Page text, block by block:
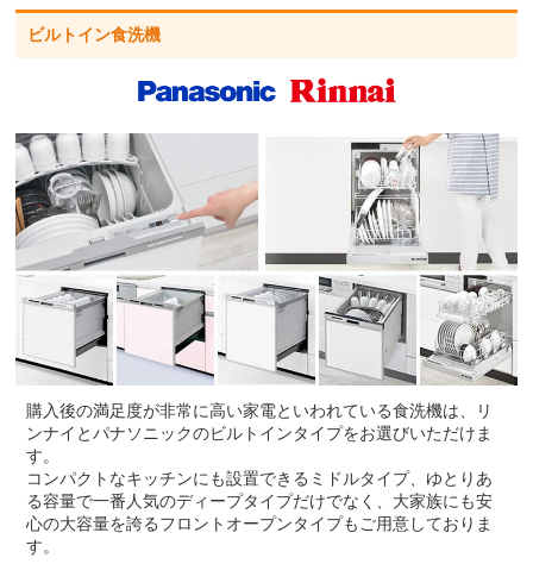
ビルトイン食洗機
購入後の満足度が非常に高い家電といわれている食洗機は、リ
ンナイとパナソニックのビルトインタイプをお選びいただけま
す。
コンパクトなキッチンにも設置できるミドルタイプ、ゆとりあ
る容量で一番人気のディープタイプだけでなく、大家族にも安
心の大容量を誇るフロントオープンタイプもご用意しておりま
す。